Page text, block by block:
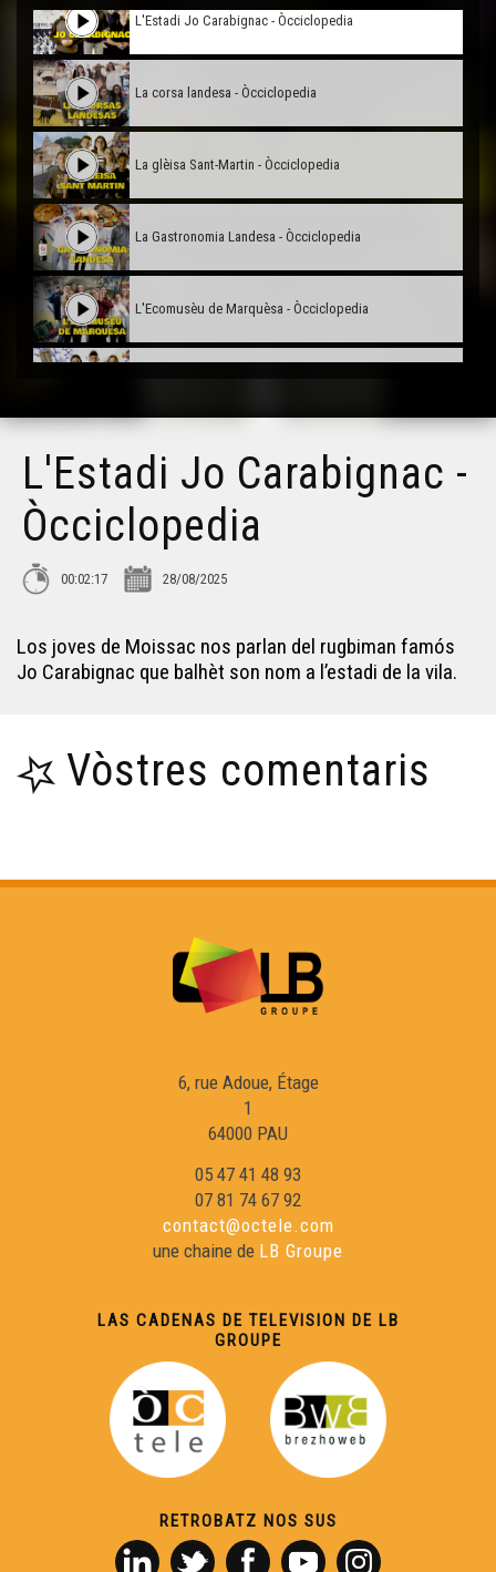
L'Estadi Jo Carabignac - Òcciclopedia
La corsa landesa - Òcciclopedia
La glèisa Sant-Martin - Òcciclopedia
La Gastronomia Landesa - Òcciclopedia
L'Ecomusèu de Marquèsa - Òcciclopedia
La Dauna deu Capulet - Òcciclopedia
Lo Leberon - Òcciclopedia
Lo Palais Gallien de Bordèu - Òccilcopedia
La Pòrta deu Calhau - Òcciclopedia
La Festa de la Sent Joan - Òcciclopedia
Lo Brisa-Pè - Òcciclopedia
L'UBB - Òcciclopedia
Lo bacin d'Arcaishon - Òcciclopedia
Los canelats - Òcciclopedia
L'Estadi Jo Carabignac -
Òcciclopedia
00:02:17 28/08/2025
Los joves de Moissac nos parlan del rugbiman famós
Jo Carabignac que balhèt son nom a l’estadi de la vila.
Vòstres comentaris
6, rue Adoue, Étage
1
64000 PAU
05 47 41 48 93
07 81 74 67 92
contact@octele.com
une chaine de LB Groupe
LAS CADENAS DE TELEVISION DE LB
GROUPE
RETROBATZ NOS SUS